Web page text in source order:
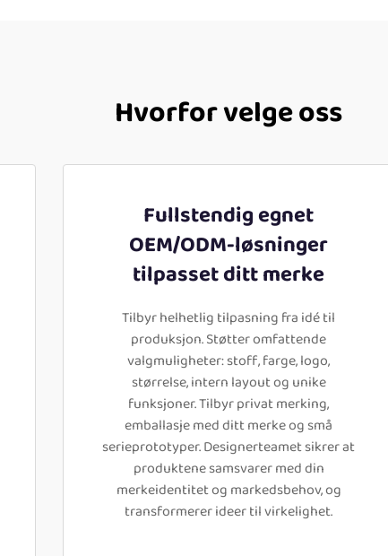
Hvorfor velge oss
Fullstendig egnet
OEM/ODM-løsninger
tilpasset ditt merke
Tilbyr helhetlig tilpasning fra idé til
produksjon. Støtter omfattende
valgmuligheter: stoff, farge, logo,
størrelse, intern layout og unike
funksjoner. Tilbyr privat merking,
emballasje med ditt merke og små
serieprototyper. Designerteamet sikrer at
produktene samsvarer med din
merkeidentitet og markedsbehov, og
transformerer ideer til virkelighet.